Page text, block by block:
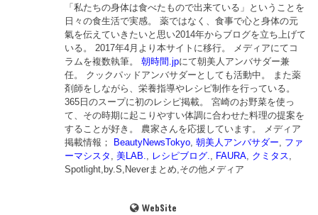
「私たちの身体は食べたもので出来ている」ということを
日々の食生活で実感。 薬ではなく、食事で心と身体の元
氣を伝えていきたいと思い2014年からブログを立ち上げて
いる。 2017年4月より本サイトに移行。 メディアにてコ
ラムを複数執筆。朝時間.jpにて朝美人アンバサダー兼
任。 クックパッドアンバサダーとしても活動中。 また薬
剤師をしながら、栄養指導やレシピ制作を行っている。
365日のスープに初のレシピ掲載。 宮崎のお野菜を使っ
て、その時期に起こりやすい体調に合わせた料理の提案を
することが好き。 農家さんを応援しています。 メディア
掲載情報； BeautyNewsTokyo ,朝美人アンバサダー
ファ
ーマシスタ
,美LAB. レシピブログ. FAURA クミタス
Spotlight,by.S,Neverまとめ,その他メディア
WebSite